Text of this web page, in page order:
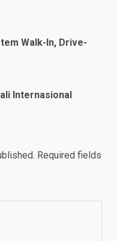
Walk-In, Drive-
Internasional
Required fields